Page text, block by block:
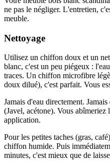
ne pas le négliger. L'entretien,
meuble.
Nettoyage
Utilisez un chiffon doux et un
blanc, c'est un peu piégeux :
traces. Un chiffon microfibre
doux dilué), c'est parfait. Vous
Jamais d'eau directement.
(Javel, acétone). Vous
application.
Pour les petites taches (gras,
chiffon humide. Puis
minutes, c'est mieux que de